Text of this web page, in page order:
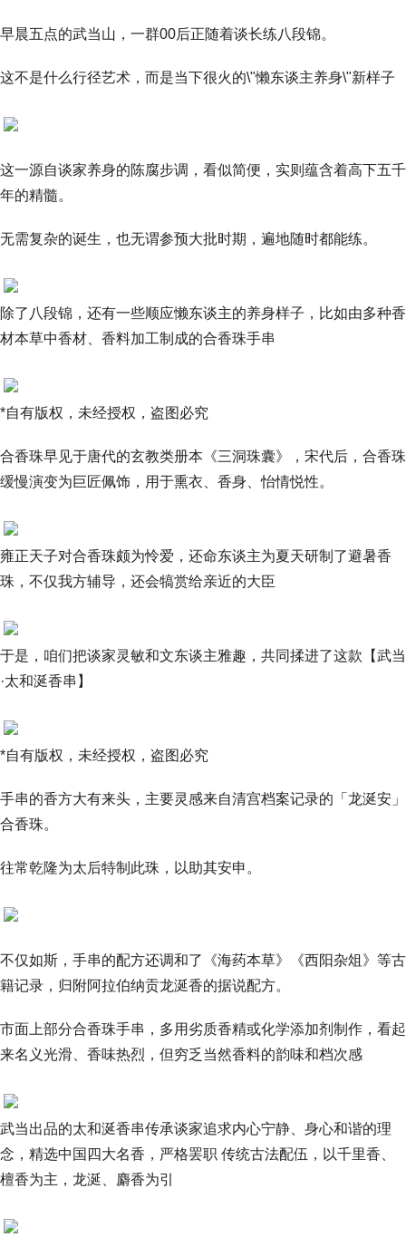
早晨五点的武当山，一群00后正随着谈长练八段锦。
这不是什么行径艺术，而是当下很火的\"懒东谈主养身\"新样子
这一源自谈家养身的陈腐步调，看似简便，实则蕴含着高下五千
年的精髓。
无需复杂的诞生，也无谓参预大批时期，遍地随时都能练。
除了八段锦，还有一些顺应懒东谈主的养身样子，比如由多种香
材本草中香材、香料加工制成的合香珠手串
*自有版权，未经授权，盗图必究
合香珠早见于唐代的玄教类册本《三洞珠囊》，宋代后，合香珠
缓慢演变为巨匠佩饰，用于熏衣、香身、怡情悦性。
雍正天子对合香珠颇为怜爱，还命东谈主为夏天研制了避暑香
珠，不仅我方辅导，还会犒赏给亲近的大臣
于是，咱们把谈家灵敏和文东谈主雅趣，共同揉进了这款【武当
·太和涎香串】
*自有版权，未经授权，盗图必究
手串的香方大有来头，主要灵感来自清宫档案记录的「龙涎安」
合香珠。
往常乾隆为太后特制此珠，以助其安申。
不仅如斯，手串的配方还调和了《海药本草》《西阳杂俎》等古
籍记录，归附阿拉伯纳贡龙涎香的据说配方。
市面上部分合香珠手串，多用劣质香精或化学添加剂制作，看起
来名义光滑、香味热烈，但穷乏当然香料的韵味和档次感
武当出品的太和涎香串传承谈家追求内心宁静、身心和谐的理
念，精选中国四大名香，严格罢职 传统古法配伍，以千里香、
檀香为主，龙涎、麝香为引